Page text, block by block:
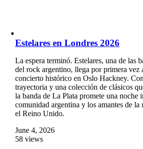
Estelares en Londres 2026
La espera terminó. Estelares, una de las
del rock argentino, llega por primera vez
concierto histórico en Oslo Hackney.
trayectoria y una colección de clásicos
la banda de La Plata promete una noche
comunidad argentina y los amantes de la
el Reino Unido.
June 4, 2026
58 views